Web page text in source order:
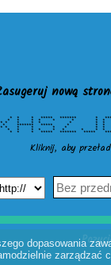
nową
* * * ***** ******* *
* * * * * * * *
* * * * * * *
******* ***** * *
* * * * * * * *
* * * * * * * * *
* * * ***** ******* *****
Kliknij, aby
dopasowania
zarządzać